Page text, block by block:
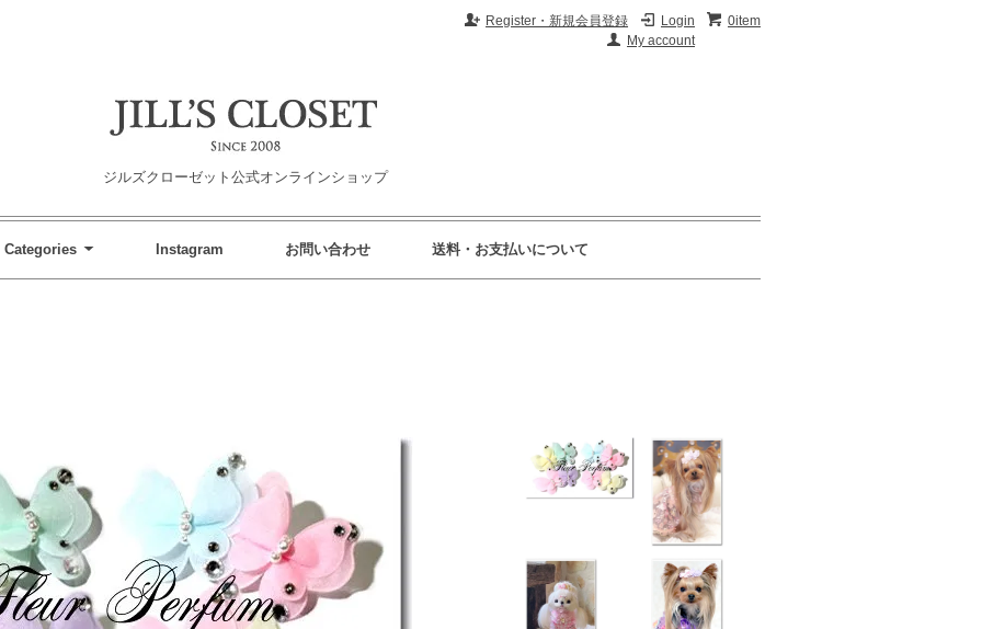
0item
Login
Register・新規会員登録
My account
ジルズクローゼット公式オンラインショップ
Categories Instagram お問い合わせ 送料・お支払いについて